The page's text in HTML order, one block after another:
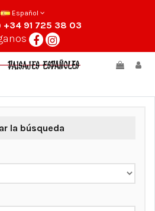
Español
+34 91 725 38 03
la búsqueda